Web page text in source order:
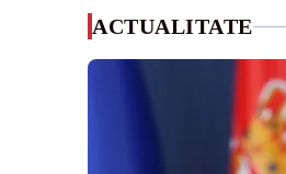
ACTUALITATE